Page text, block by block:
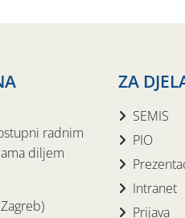
radnim
diljem
ZA
SEMIS
PIO
Intranet
Prijava